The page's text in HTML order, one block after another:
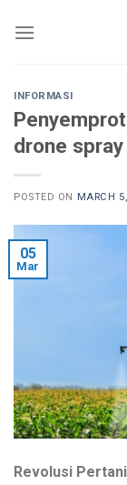
INFORMASI
drone spray
POSTED ON MARCH
05
Mar
Revolusi